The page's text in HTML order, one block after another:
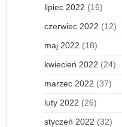
lipiec 2022 (16)
czerwiec 2022 (12)
maj 2022 (18)
kwiecień 2022 (24)
marzec 2022 (37)
luty 2022 (26)
styczeń 2022 (32)